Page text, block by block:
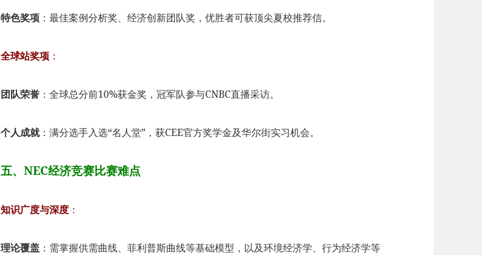
特色奖项 ：最佳案例分析奖、经济创新团队奖，优胜者可获顶尖夏校推荐信。
全球站奖项 ：
团队荣誉 ：全球总分前10%获金奖，冠军队参与CNBC直播采访。
个人成就：满分选手入选“名人堂”，获CEE官方奖学金及华尔街实习机会。
五、NEC经济竞赛比赛难点
知识广度与深度 ：
理论覆盖 ：需掌握供需曲线、菲利普斯曲线等基础模型，以及环境经济学、行为经济学等